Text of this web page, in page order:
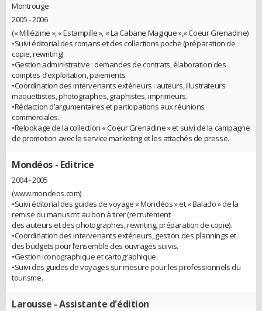
Montrouge
2005 - 2006
(« Millézime », « Estampille », « La Cabane Magique »,« Coeur Grenadine)
•Suivi éditorial des romans et des collections poche (préparation de
copie, rewriting).
•Gestion administrative : demandes de contrats, élaboration des
comptes d’exploitation, paiements.
•Coordination des intervenants extérieurs : auteurs, illustrateurs
maquettistes, photographes, graphistes, imprimeurs.
•Rédaction d’argumentaires et participations aux réunions
commerciales.
•Relookage de la collection « Coeur Grenadine » et suivi de la campagne
de promotion avec le service marketing et les attachés de presse.
Mondéos - Editrice
2004 - 2005
(www.mondeos.com)
•Suivi éditorial des guides de voyage « Mondéos » et « Balado » de la
remise du manuscrit au bon à tirer (recrutement
des auteurs et des photographes, rewriting, préparation de copie).
•Coordination des intervenants extérieurs, gestion des plannings et
des budgets pour l’ensemble des ouvrages suivis.
•Gestion iconographique et cartographique.
•Suivi des guides de voyages sur mesure pour les professionnels du
tourisme.
Larousse - Assistante d'édition